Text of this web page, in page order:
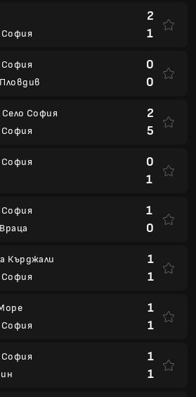
София
2
1
София
0
0
Село София
София
2
5
София
0
1
София
1
0
Кърджали
София
1
1
София
1
1
София
1
1